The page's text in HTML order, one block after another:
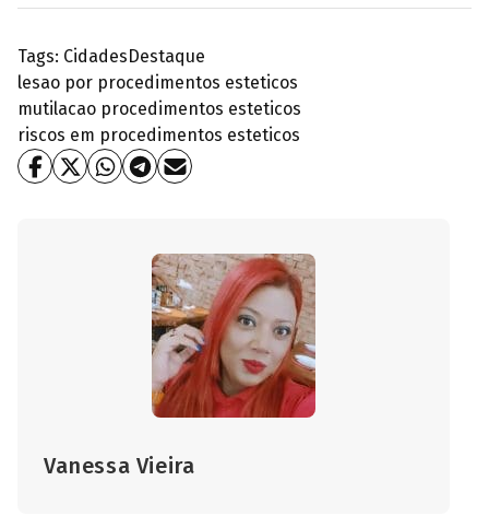
Tags: Cidades Destaque
lesao por procedimentos esteticos
mutilacao procedimentos esteticos
riscos em procedimentos esteticos
Vanessa Vieira